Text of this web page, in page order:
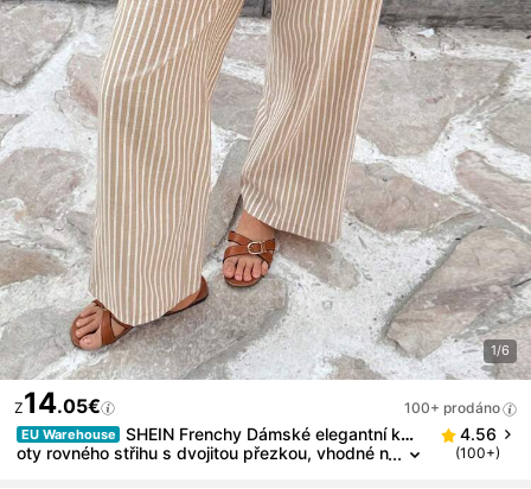
1/6
Z14.05€ 100+ prodáno
EU Warehouse
SHEIN Frenchy Dámské elegantní kalh
oty rovného střihu s dvojitou přezkou, vhodné n
4.56
(100+)